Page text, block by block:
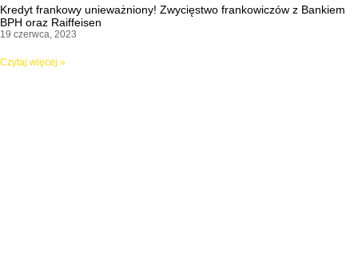
Kredyt frankowy unieważniony! Zwycięstwo frankowiczów z Bankiem
BPH oraz Raiffeisen
19 czerwca, 2023
Czytaj więcej »